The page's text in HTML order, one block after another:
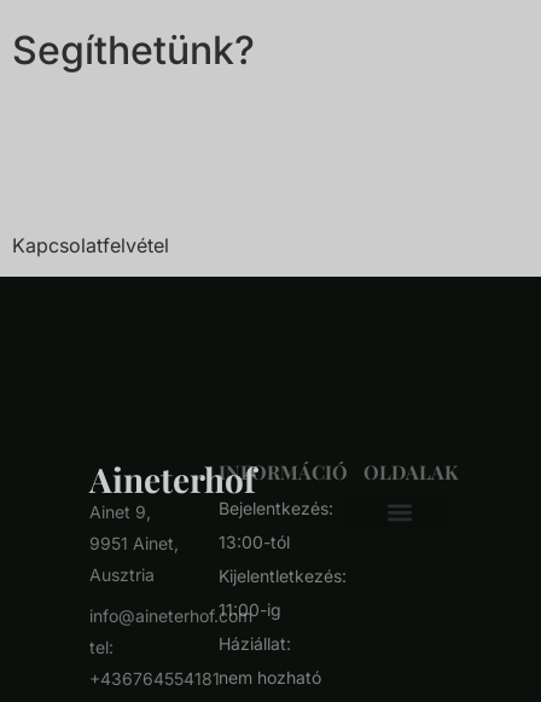
Segíthetünk?
Kapcsolatfelvétel
Aineterhof
Ainet 9,
9951 Ainet,
Ausztria
info@aineterhof.com
tel:
+436764554181
INFORMÁCIÓ
Bejelentkezés:
13:00-tól
Kijelentletkezés:
11:00-ig
Háziállat:
nem hozható
OLDALAK